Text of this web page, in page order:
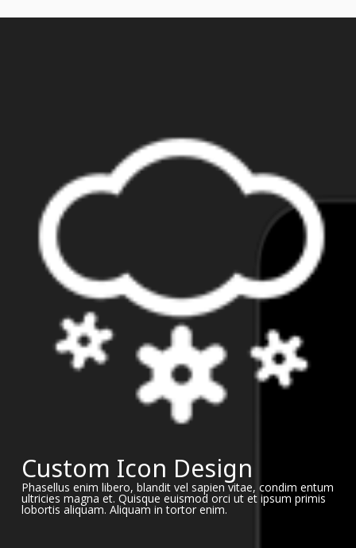
Custom Icon Design
Phasellus enim libero, blandit vel sapien vitae, condim entum
ultricies magna et. Quisque euismod orci ut et ipsum primis
lobortis aliquam. Aliquam in tortor enim.